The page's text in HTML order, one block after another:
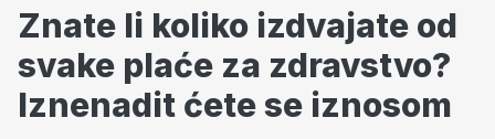
Znate li koliko izdvajate od
svake plaće za zdravstvo?
Iznenadit ćete se iznosom